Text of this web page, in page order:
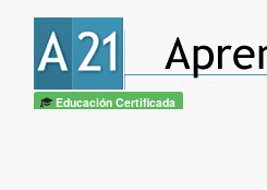
Educación Certificada